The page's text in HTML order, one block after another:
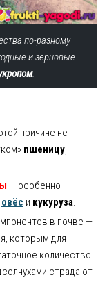
по-разному
и зерновые
.
причине не
пшеницу,
— особенно
овёс и кукуруза.
в почве —
которым для
количество
страдают